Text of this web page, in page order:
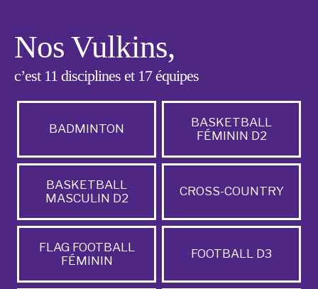
Nos Vulkins,
c’est 11 disciplines et 17 équipes
BADMINTON
BASKETBALL
FÉMININ D2
BASKETBALL
MASCULIN D2
CROSS-COUNTRY
FLAG FOOTBALL
FÉMININ
FOOTBALL D3